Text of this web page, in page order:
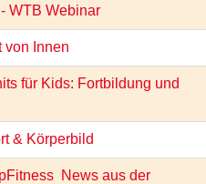
WTB Webinar
von Innen
für Kids: Fortbildung und
& Körperbild
 News aus der